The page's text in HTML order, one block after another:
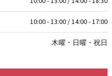
10:00 - 13:00 / 14:00 - 17:00
木曜・日曜・祝日